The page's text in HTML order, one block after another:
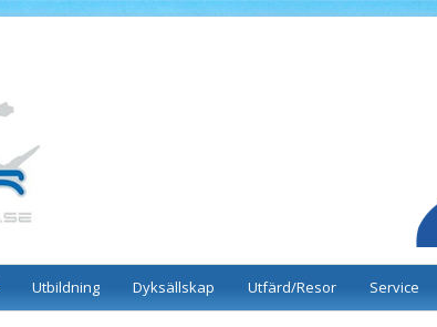
Utbildning Dyksällskap Utfärd/Resor Service